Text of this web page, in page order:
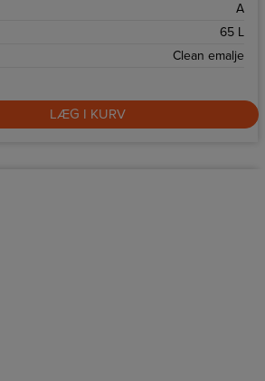
A
65 L
Clean emalje
LÆG I KURV